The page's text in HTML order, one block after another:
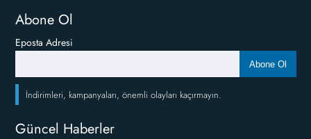
Abone Ol
Eposta Adresi
Abone Ol
İndirimleri, kampanyaları, önemli olayları kaçırmayın.
Güncel Haberler